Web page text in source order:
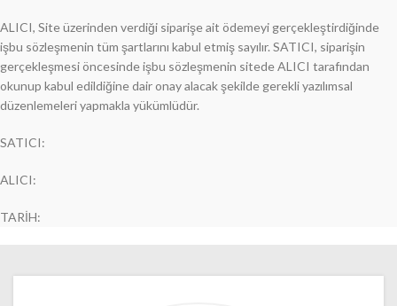
ALICI, Site üzerinden verdiği siparişe ait ödemeyi gerçekleştirdiğinde
işbu sözleşmenin tüm şartlarını kabul etmiş sayılır. SATICI, siparişin
gerçekleşmesi öncesinde işbu sözleşmenin sitede ALICI tarafından
okunup kabul edildiğine dair onay alacak şekilde gerekli yazılımsal
düzenlemeleri yapmakla yükümlüdür.
SATICI:
ALICI:
TARİH: